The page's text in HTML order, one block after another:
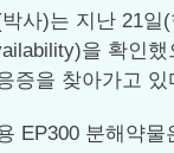
사)는 지난 21
을 확인
증을 찾아가고 있
EP300 분해약